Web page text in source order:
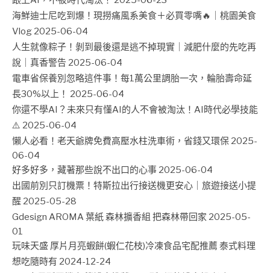
海鮮迪士尼吃到爆！現撈痛風系美食＋必買零嘴🔥｜桃園美食
Vlog 2025-06-04
人生就像粽子！剝到最後還是逃不掉現實｜減肥什麼的先吃再
說｜真香警告 2025-06-04
電車省保養別忽略這件事！每1萬公里調胎一次，輪胎壽命延
長30%以上！ 2025-06-04
你還不學AI？未來只有懂AI的人不會被淘汰！AI時代必學技能
⚠️ 2025-06-04
懶人必看！老天爺牌免費高壓水柱洗車術，省錢又環保 2025-
06-04
好多好多，藏著那些說不出口的心事 2025-06-04
出國前別只訂機票！特斯拉出行接送機更安心｜旅遊接送小提
醒 2025-05-28
Gdesign AROMA 葉紙 森林擴香組 把森林帶回家 2025-05-
01
玩味天盛 厚片月亮蝦餅(蝦仁花枝)冷凍食品宅配推薦 泰式料理
想吃隨時有 2024-12-24